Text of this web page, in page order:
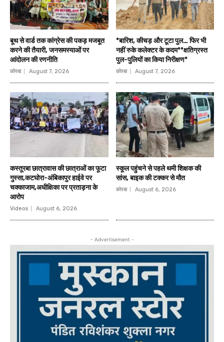
बूथ से वार्ड तक कांग्रेस की पकड़ मजबूत
करने की तैयारी, जनसमस्याओं पर
आंदोलन की रणनीति
कोरबा August 7, 2026
*बारिश, कीचड़ और टूटा पुल… फिर भी
नहीं रुके कलेक्टर के कदम**क्षतिग्रस्त
पुल-पुलियों का किया निरीक्षण*
कोरबा August 7, 2026
कस्तूरबा छात्रावास की छात्राओं का फूटा
गुस्सा,कटघोरा-अंबिकापुर हाईवे पर
चक्काजाम,अधीक्षिका पर प्रताड़ना के
आरोप
Videos August 6, 2026
स्कूल पहुंचने से पहले थमी शिक्षक की
सांस, बाइक की टक्कर से मौत
कोरबा August 6, 2026
- Advertisement -